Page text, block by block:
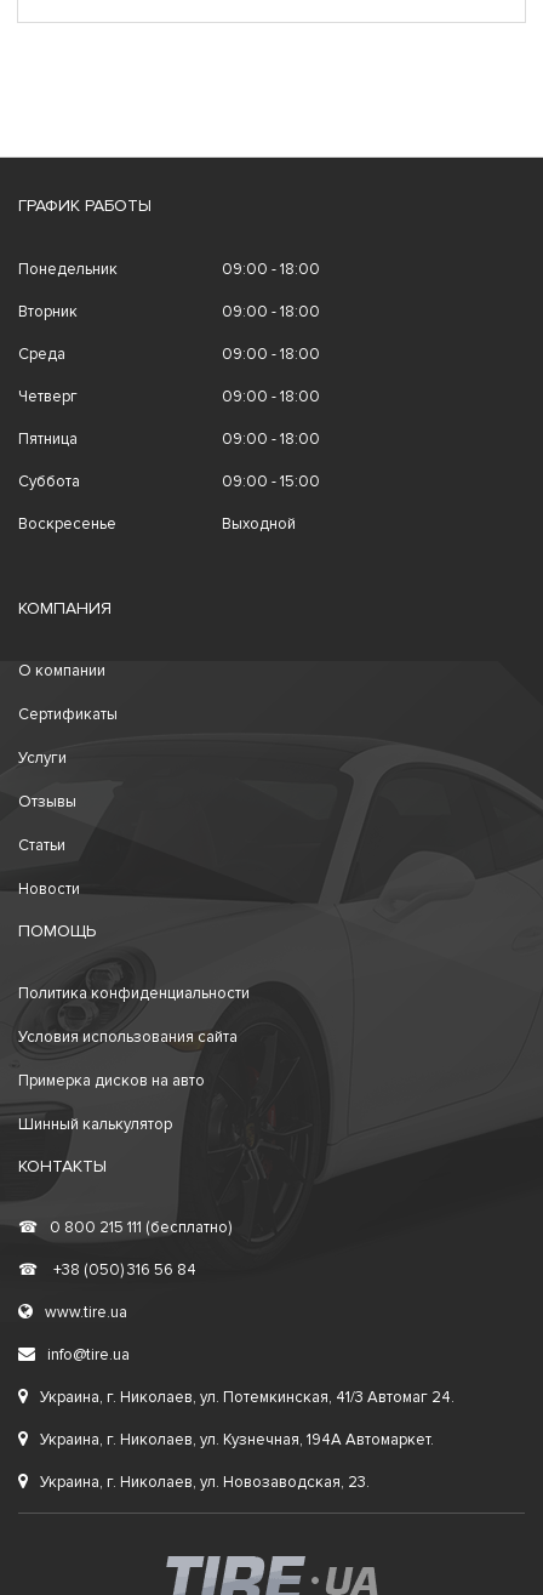
ГРАФИК РАБОТЫ
Понедельник 09:00 - 18:00
Вторник 09:00 - 18:00
Среда 09:00 - 18:00
Четверг 09:00 - 18:00
Пятница 09:00 - 18:00
Суббота 09:00 - 15:00
Воскресенье Выходной
КОМПАНИЯ
О компании
Сертификаты
Услуги
Отзывы
Статьи
Новости
ПОМОЩЬ
Политика конфиденциальности
Условия использования сайта
Примерка дисков на авто
Шинный калькулятор
КОНТАКТЫ
☎ 0 800 215 111 (бесплатно)
☎ +38 (050) 316 56 84
www.tire.ua
info@tire.ua
Украина, г. Николаев, ул. Потемкинская, 41/3 Автомаг 24.
Украина, г. Николаев, ул. Кузнечная, 194А Автомаркет.
Украина, г. Николаев, ул. Новозаводская, 23.